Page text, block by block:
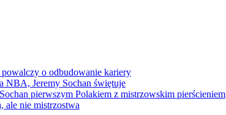
o odbudowanie kariery
NBA, Jeremy Sochan świętuje
pierwszym Polakiem z mistrzowskim pierścieniem
ale nie mistrzostwa